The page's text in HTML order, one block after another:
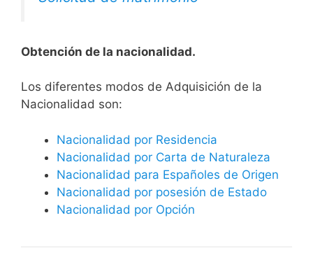
Obtención de la nacionalidad.
​​​Los diferentes modos de Adquisición de la
Nacionalidad son:
Nacionalidad por Residencia
Nacionalidad por Carta de Naturaleza
Nacionalidad para Españoles de Origen
Nacionalidad por posesión de Estado
Nacionalidad por Opción